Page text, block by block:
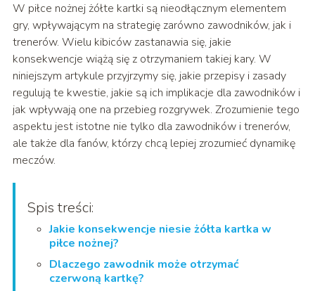
W piłce nożnej żółte kartki są nieodłącznym elementem
gry, wpływającym na strategię zarówno zawodników, jak i
trenerów. Wielu kibiców zastanawia się, jakie
konsekwencje wiążą się z otrzymaniem takiej kary. W
niniejszym artykule przyjrzymy się, jakie przepisy i zasady
regulują te kwestie, jakie są ich implikacje dla zawodników i
jak wpływają one na przebieg rozgrywek. Zrozumienie tego
aspektu jest istotne nie tylko dla zawodników i trenerów,
ale także dla fanów, którzy chcą lepiej zrozumieć dynamikę
meczów.
Spis treści:
Jakie konsekwencje niesie żółta kartka w
piłce nożnej?
Dlaczego zawodnik może otrzymać
czerwoną kartkę?